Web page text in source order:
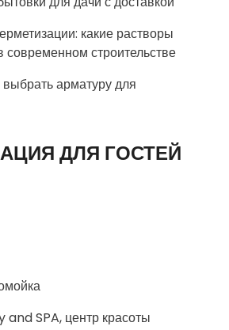
какие растворы
строительстве
арматуру для
ДЛЯ ГОСТЕЙ
SPA, центр красоты